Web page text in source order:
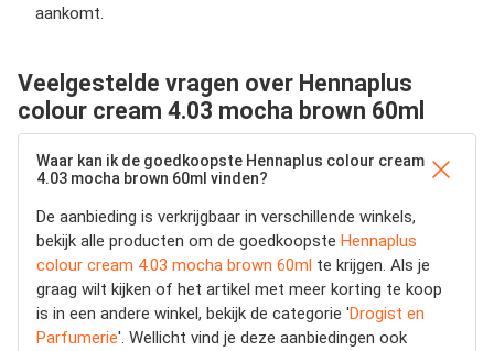
aankomt.
Veelgestelde vragen over Hennaplus
colour cream 4.03 mocha brown 60ml
Waar kan ik de goedkoopste Hennaplus colour cream
4.03 mocha brown 60ml vinden?
De aanbieding is verkrijgbaar in verschillende winkels,
bekijk alle producten om de goedkoopste Hennaplus
colour cream 4.03 mocha brown 60ml te krijgen. Als je
graag wilt kijken of het artikel met meer korting te koop
is in een andere winkel, bekijk de categorie 'Drogist en
Parfumerie'. Wellicht vind je deze aanbiedingen ook